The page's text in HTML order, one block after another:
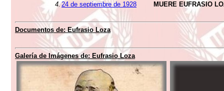
4.24 de septiembre de 1928 MUERE EUFRASIO
Documentos de:Eufrasio Loza
Galería de Imágenes de: Eufrasio Loza